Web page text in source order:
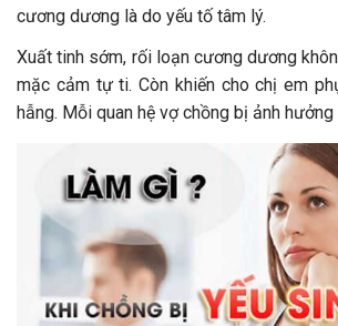
cương dương là do yếu tố tâm lý.
Xuất tinh sớm, rối loạn cương dương
mặc cảm tự ti. Còn khiến cho chị em
hẫng. Mỗi quan hệ vợ chồng bị ảnh